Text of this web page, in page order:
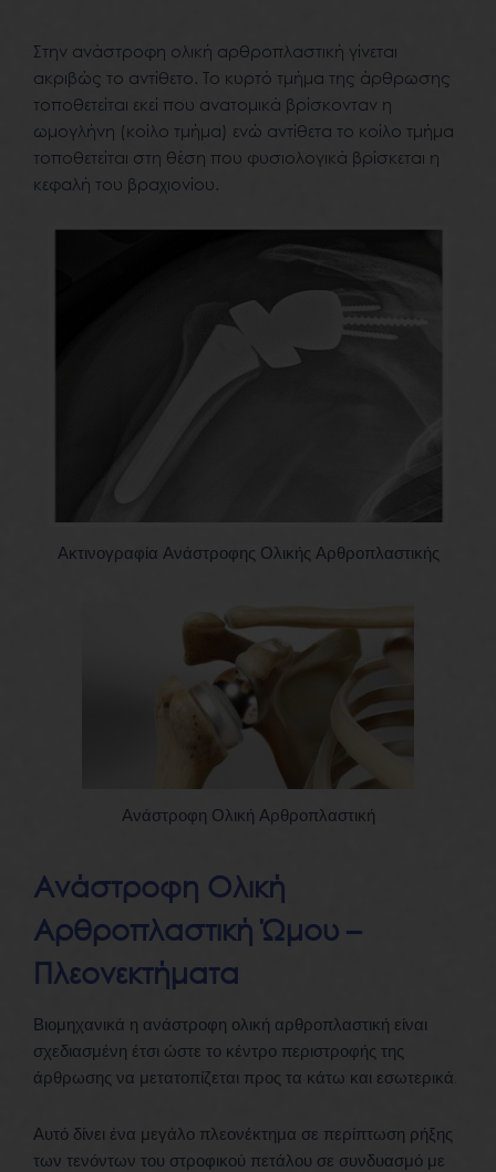
Στην ανάστροφη ολική αρθροπλαστική γίνεται
ακριβώς το αντίθετο. Το κυρτό τμήμα της άρθρωσης
τοποθετείται εκεί που ανατομικά βρίσκονταν η
ωμογλήνη (κοίλο τμήμα) ενώ αντίθετα το κοίλο τμήμα
τοποθετείται στη θέση που φυσιολογικά βρίσκεται η
κεφαλή του βραχιονίου.
Ακτινογραφία Ανάστροφης Ολικής Αρθροπλαστικής
Ανάστροφη Ολική Αρθροπλαστική
Ανάστροφη Ολική
Αρθροπλαστική Ώμου –
Πλεονεκτήματα
Βιομηχανικά η ανάστροφη ολική αρθροπλαστική είναι
σχεδιασμένη έτσι ώστε το κέντρο περιστροφής της
άρθρωσης να μετατοπίζεται προς τα κάτω και εσωτερικά.
Αυτό δίνει ένα μεγάλο πλεονέκτημα σε περίπτωση ρήξης
των τενόντων του στροφικού πετάλου σε συνδυασμό με